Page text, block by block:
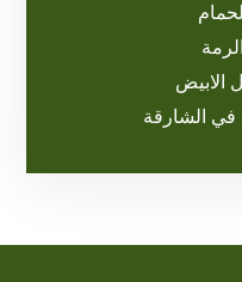
الابيض
الشارقة